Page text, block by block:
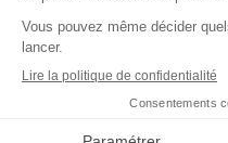
St Philbert De
Bourgneuf En Retz
Fresnay En Retz
St Cyr En Retz
Lege